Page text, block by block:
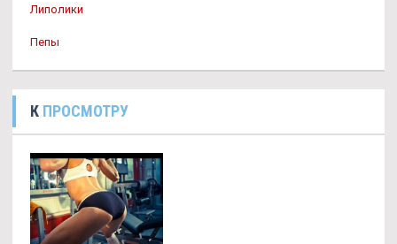
Липолики
Пепы
К ПРОСМОТРУ